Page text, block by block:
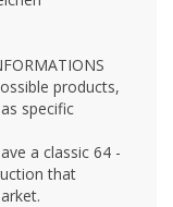
products,
specific
a classic 64 -
that